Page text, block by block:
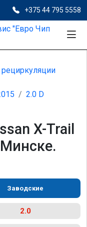
+375 44 795 5558
2.0 D
X-Trail
Заводские
2.0